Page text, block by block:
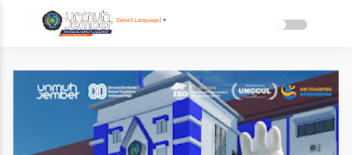
Select Language ▼